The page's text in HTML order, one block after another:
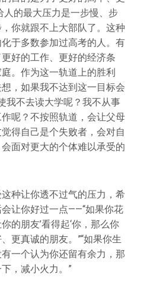
的最大压力是一步慢、步
你就跟不上大部队了。这种
于多数参加过高考的人。有
好的工作、更好的经济条
。作为这一轨道上的胜利
，如果我不达到这一目标会
我不去读大学呢？我不从事
呢？不按照轨道，会让父母
得自己是个失败者，会对自
面对更大的个体难以承受的
种让你透不过气的压力，希
让你好过一点——“如果你花
的朋友’看得起‘你，那么你
更真诚的朋友。”“如果你生
一个认为你还留有余力，那
，减小火力。”